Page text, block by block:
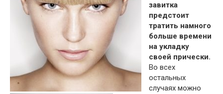
завитка
предстоит
тратить намного
больше времени
на укладку
своей прически.
Во всех
остальных
случаях можно